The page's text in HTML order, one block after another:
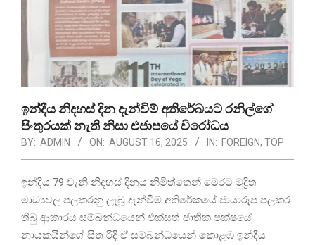
ඉන්දීය නිදහස් දින දැන්විම් අතිරේඛයට රනිල්ගේ
පිංතුරයක් නැති නිසා එජාපයේ විරෝධය
BY: ADMIN ON: AUGUST 16, 2025 IN: FOREIGN, TOP
ඉන්දිය 79 වැනි නිදහස් දිනය නිමිත්තෙන් මෙරට මුද්‍රිත
මාධ්‍යවල පලකරනු ලැබූ දැන්වීම් අතිරේකයේ ජායාරූප පලකර
තිබු ආකාරය සම්බන්ධයෙන් එක්සත් ජාතික පක්ෂයේ
නායකයින්ගේ සිත රිදි ඒ සම්බන්ධයෙන් කොළඹ ඉන්දීය